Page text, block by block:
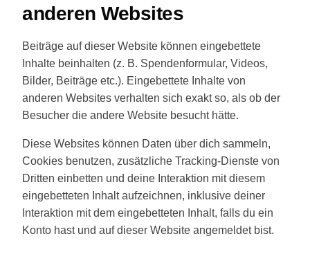
anderen Websites
Beiträge auf dieser Website können eingebettete
Inhalte beinhalten (z. B. Spendenformular, Videos,
Bilder, Beiträge etc.). Eingebettete Inhalte von
anderen Websites verhalten sich exakt so, als ob der
Besucher die andere Website besucht hätte.
Diese Websites können Daten über dich sammeln,
Cookies benutzen, zusätzliche Tracking-Dienste von
Dritten einbetten und deine Interaktion mit diesem
eingebetteten Inhalt aufzeichnen, inklusive deiner
Interaktion mit dem eingebetteten Inhalt, falls du ein
Konto hast und auf dieser Website angemeldet bist.